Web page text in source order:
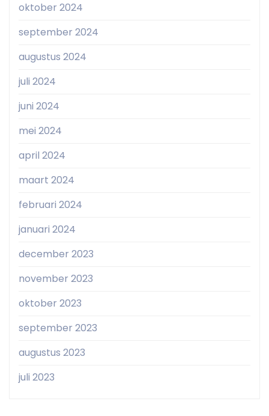
oktober 2024
september 2024
augustus 2024
juli 2024
juni 2024
mei 2024
april 2024
maart 2024
februari 2024
januari 2024
december 2023
november 2023
oktober 2023
september 2023
augustus 2023
juli 2023